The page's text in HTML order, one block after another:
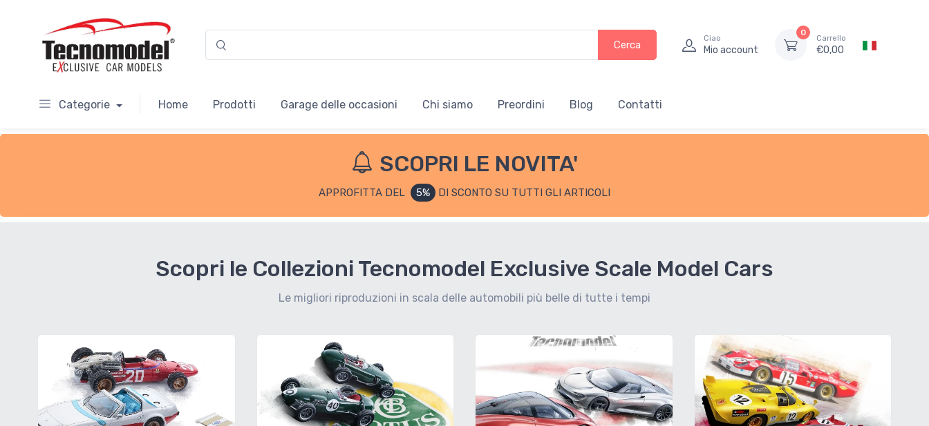
Cerca
Ciao
Mio account
0
Carrello
€0,00
Categorie Home Prodotti Garage delle occasioni Chi siamo Preordini Blog Contatti
SCOPRI LE NOVITA'
APPROFITTA DEL 5% DI SCONTO SU TUTTI GLI ARTICOLI
Scopri le Collezioni Tecnomodel Exclusive Scale Model Cars
Le migliori riproduzioni in scala delle automobili più belle di tutte i tempi